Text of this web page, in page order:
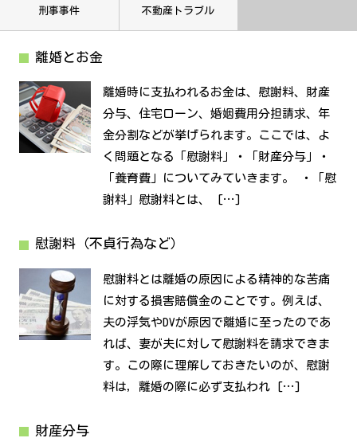
刑事事件 不動産トラブル
離婚とお金
離婚時に支払われるお金は、慰謝料、財産
分与、住宅ローン、婚姻費用分担請求、年
金分割などが挙げられます。ここでは、よ
く問題となる「慰謝料」・「財産分与」・
「養育費」についてみていきます。 ・「慰
謝料」慰謝料とは、 […]
慰謝料（不貞行為など）
慰謝料とは離婚の原因による精神的な苦痛
に対する損害賠償金のことです。例えば、
夫の浮気やDVが原因で離婚に至ったのであ
れば、妻が夫に対して慰謝料を請求できま
す。この際に理解しておきたいのが、慰謝
料は，離婚の際に必ず支払われ […]
財産分与